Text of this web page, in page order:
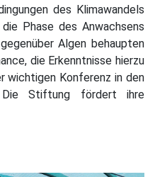
des Klimawandels
Phase des Anwachsens
Algen behaupten
die Erkenntnisse hierzu
wichtigen Konferenz in den
Die Stiftung fördert ihre